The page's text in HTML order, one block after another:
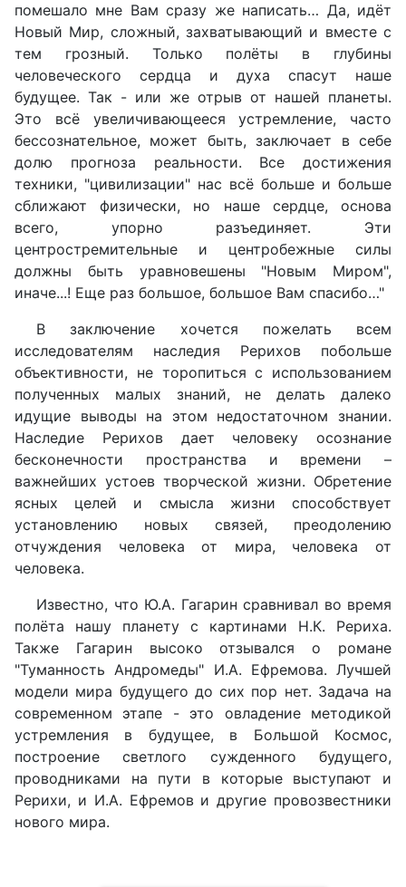
помешало мне Вам сразу же написать… Да, идёт
Новый Мир, сложный, захватывающий и вместе с
тем грозный. Только полёты в глубины
человеческого сердца и духа спасут наше
будущее. Так - или же отрыв от нашей планеты.
Это всё увеличивающееся устремление, часто
бессознательное, может быть, заключает в себе
долю прогноза реальности. Все достижения
техники, "цивилизации" нас всё больше и больше
сближают физически, но наше сердце, основа
всего, упорно разъединяет. Эти
центростремительные и центробежные силы
должны быть уравнове­шены "Новым Миром",
иначе...! Еще раз большое, большое Вам спасибо…"
В заключение хочется пожелать всем
исследователям наследия Рерихов побольше
объективности, не торопиться с использованием
полученных малых знаний, не делать далеко
идущие выводы на этом недостаточном знании.
Наследие Рерихов дает человеку осознание
бесконечности пространства и времени –
важнейших устоев творческой жизни. Обретение
ясных целей и смысла жизни способствует
установлению новых связей, преодолению
отчуждения человека от мира, человека от
человека.
Известно, что Ю.А. Гагарин сравнивал во время
полёта нашу планету с картинами Н.К. Рериха.
Также Гагарин высоко отзывался о романе
"Туманность Андромеды" И.А. Ефремова. Лучшей
модели мира будущего до сих пор нет. Задача на
современном этапе - это овладение методикой
устремления в будущее, в Большой Космос,
построение светлого сужденного будущего,
проводниками на пути в которые выступают и
Рерихи, и И.А. Ефремов и другие провозвестники
нового мира.